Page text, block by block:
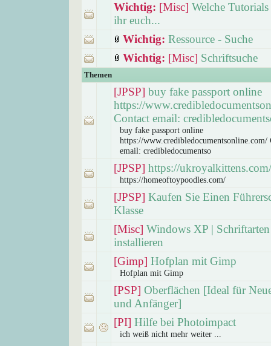
Wichtig: [Misc] Welche
ihr euch...
Wichtig: Ressource - Suche
Wichtig: [Misc] Schriftsuche
Themen
[JPSP] buy fake passport online
https://
Contact email:
buy fake passport online
https://www.credibledocumentsonline.com/
email: credibledocumentso
[JPSP] https://ukroyalkittens.com/
https://homeoftoypoodles.com/
[JPSP] Kaufen Sie Einen
Klasse
[Misc] Windows XP | Schriftarten
installieren
[Gimp] Hofplan mit Gimp
Hofplan mit Gimp
[PSP] Oberflächen [Ideal für
und Anfänger]
[PI] Hilfe bei Photoimpact
ich weiß nicht mehr weiter ...